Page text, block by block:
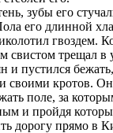
зубы его
его длинной
гвоздем.
свистом трещал в
и пустился
своими кротов.
поле, за
и пройдя
дорогу прямо в